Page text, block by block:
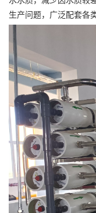
生产问题，广泛配套各